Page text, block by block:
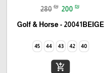
280 ₪ 200 ₪
Golf & Horse - 20041BEIGE
40
42
43
44
45
add_shopping_cart